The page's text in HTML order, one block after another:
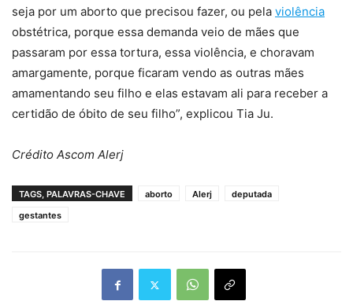
seja por um aborto que precisou fazer, ou pela violência
obstétrica, porque essa demanda veio de mães que
passaram por essa tortura, essa violência, e choravam
amargamente, porque ficaram vendo as outras mães
amamentando seu filho e elas estavam ali para receber a
certidão de óbito de seu filho”, explicou Tia Ju.
Crédito Ascom Alerj
TAGS, PALAVRAS-CHAVE aborto Alerj
deputada
gestantes